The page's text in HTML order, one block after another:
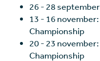
26 - 28
13 - 16
Championship
20 - 23
Championship